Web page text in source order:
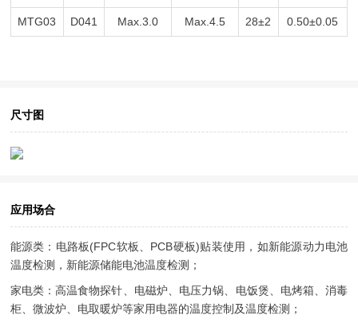
MTG03 D041 Max.3.0 Max.4.5 28±2 0.50±0.05
尺寸图
应用场合
能源类：电路板(FPC软板、PCB硬板)贴装使用，如新能源动力电池
温度检测，新能源储能电池温度检测；
家电类：高温食物探针、电磁炉、电压力锅、电饭煲、电烤箱、消毒
柜、微波炉、电取暖炉等家用电器的温度控制及温度检测；